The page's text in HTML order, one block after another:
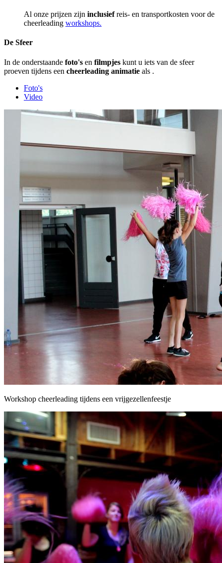
Al onze prijzen zijn inclusiefreis- en transportkosten voor de
cheerleading workshops.
De Sfeer
In de onderstaande foto's en filmpjes kunt u iets van de sfeer
proeven tijdens een cheerleading animatie als .
Foto's
Video
Workshop cheerleading tijdens een vrijgezellenfeestje